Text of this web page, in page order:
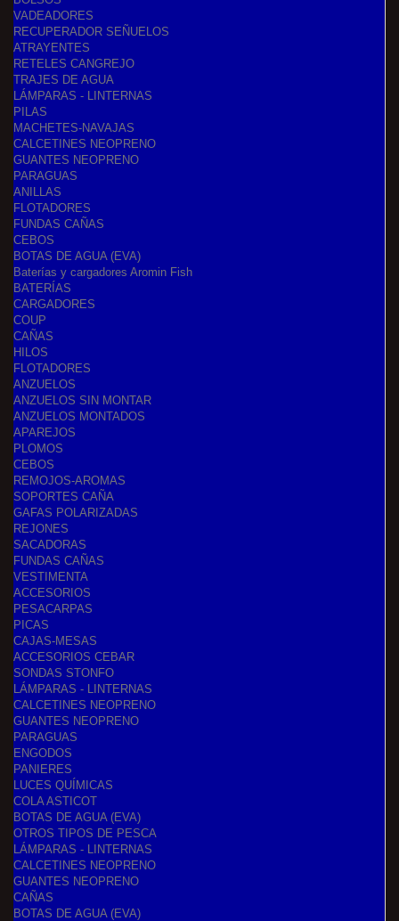
VADEADORES
RECUPERADOR SEÑUELOS
ATRAYENTES
RETELES CANGREJO
TRAJES DE AGUA
LÁMPARAS - LINTERNAS
PILAS
MACHETES-NAVAJAS
CALCETINES NEOPRENO
GUANTES NEOPRENO
PARAGUAS
ANILLAS
FLOTADORES
FUNDAS CAÑAS
CEBOS
BOTAS DE AGUA (EVA)
Baterías y cargadores Aromin Fish
BATERÍAS
CARGADORES
COUP
CAÑAS
HILOS
FLOTADORES
ANZUELOS
ANZUELOS SIN MONTAR
ANZUELOS MONTADOS
APAREJOS
PLOMOS
CEBOS
REMOJOS-AROMAS
SOPORTES CAÑA
GAFAS POLARIZADAS
REJONES
SACADORAS
FUNDAS CAÑAS
VESTIMENTA
ACCESORIOS
PESACARPAS
PICAS
CAJAS-MESAS
ACCESORIOS CEBAR
SONDAS STONFO
LÁMPARAS - LINTERNAS
CALCETINES NEOPRENO
GUANTES NEOPRENO
PARAGUAS
ENGODOS
PANIERES
LUCES QUÍMICAS
COLA ASTICOT
BOTAS DE AGUA (EVA)
OTROS TIPOS DE PESCA
LÁMPARAS - LINTERNAS
CALCETINES NEOPRENO
GUANTES NEOPRENO
CAÑAS
BOTAS DE AGUA (EVA)